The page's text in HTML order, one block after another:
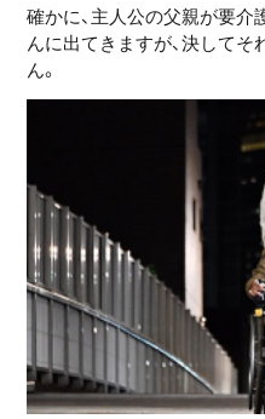
確かに、主人公の父親が要
んに出てきますが、決して
ん。